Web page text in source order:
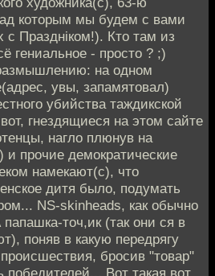
которым мы будем с вами
с Празднiком!). Кто там из
гениальное - просто ? ;)
на одном
увы, запамятовал)
убийства таждикской
гнездящиеся на этом сайте
нагло плюнув на
прочие демократические
намекают(с), что
дитя было, подумать
NS-skinheads, как обычно
точ,ик (так они ся в
поняв в какую передрягу
бросив "товар"
победителей... Вот такая вот